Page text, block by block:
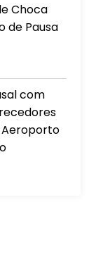
Choca
de Pausa
com